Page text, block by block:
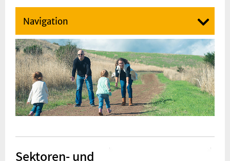
Navigation
Sektoren- und